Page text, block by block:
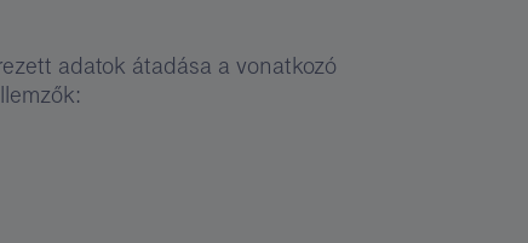
adatok átadása a vonatkozó